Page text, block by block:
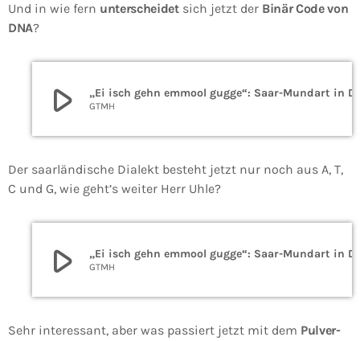
Und in wie fern unterscheidetsich jetzt der Binär Code von
DNA?
play_arrow GTMH
Der saarländische Dialekt besteht jetzt nur noch aus A, T,
C und G, wie geht’s weiter Herr Uhle?
play_arrow GTMH
Sehr interessant, aber was passiert jetzt mit dem Pulver-